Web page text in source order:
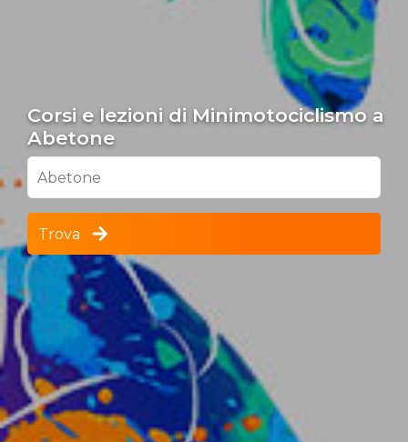
Corsi e lezioni di Minimotociclismo a
Abetone
Abetone
Trova